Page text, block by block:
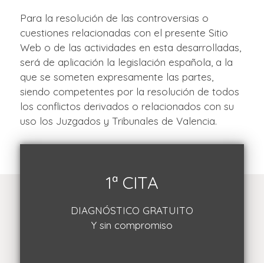
Para la resolución de las controversias o
cuestiones relacionadas con el presente Sitio
Web o de las actividades en esta desarrolladas,
será de aplicación la legislación española, a la
que se someten expresamente las partes,
siendo competentes por la resolución de todos
los conflictos derivados o relacionados con su
uso los Juzgados y Tribunales de Valencia.
1ª CITA
DIAGNÓSTICO GRATUITO
Y sin compromiso